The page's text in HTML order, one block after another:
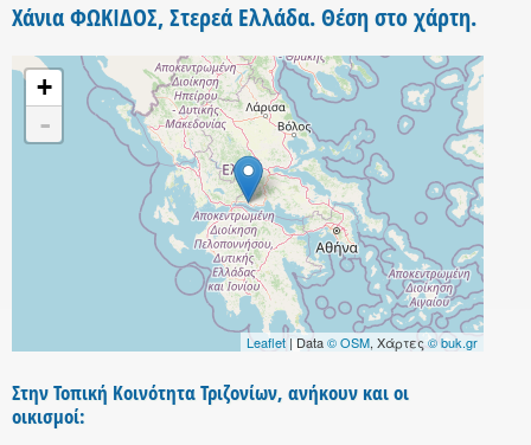
Χάνια ΦΩΚΙΔΟΣ, Στερεά Ελλάδα. Θέση στο χάρτη.
+
-
Leaflet | Data© OSM, Χάρτες© buk.gr
Στην Τοπική Κοινότητα Τριζονίων, ανήκουν και οι
οικισμοί: